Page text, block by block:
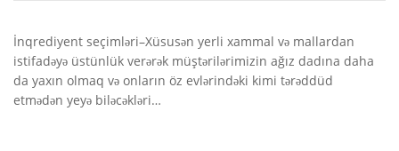
İnqrediyent seçimləri–Xüsusən yerli xammal və mallardan
istifadəyə üstünlük verərək müştərilərimizin ağız dadına daha
da yaxın olmaq və onların öz evlərindəki kimi tərəddüd
etmədən yeyə biləcəkləri…